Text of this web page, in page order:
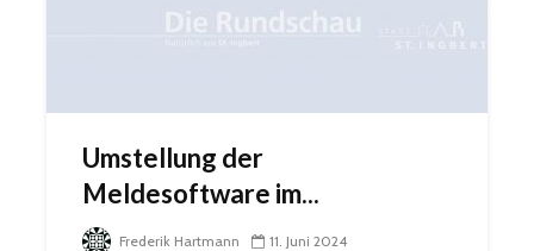
Umstellung der
Meldesoftware im...
Frederik Hartmann 11. Juni 2024